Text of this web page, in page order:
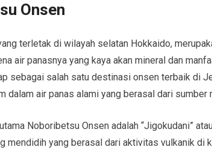
Onsen
terletak di wilayah selatan Hokkaido,
air panasnya yang kaya akan mineral dan
sebagai salah satu destinasi onsen terbaik di
dalam air panas alami yang berasal dari sumber
Noboribetsu Onsen adalah “Jigokudani”
mendidih yang berasal dari aktivitas vulkanik di